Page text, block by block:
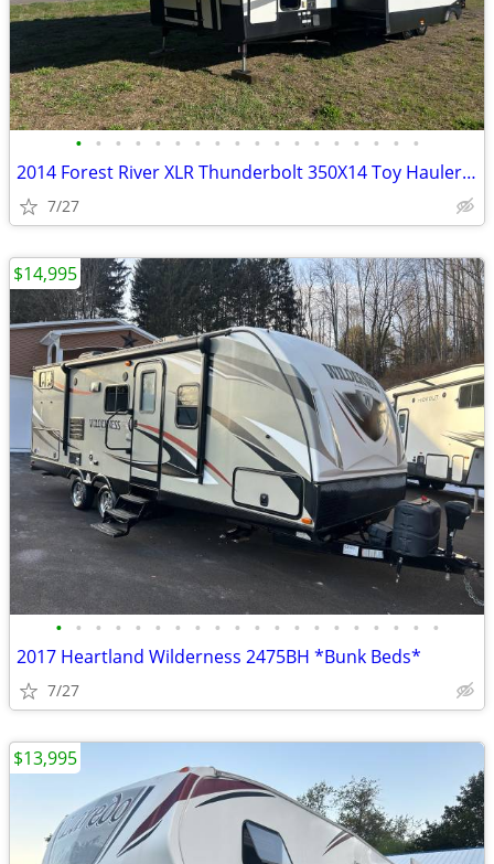
• • • • • • • • • • • • • • • • • •
2014 Forest River XLR Thunderbolt 350X14 Toy Hauler *41ft*
7/27
• • • • • • • • • • • • • • • • • • • •
2017 Heartland Wilderness 2475BH *Bunk Beds*
7/27
$14,995
$13,995